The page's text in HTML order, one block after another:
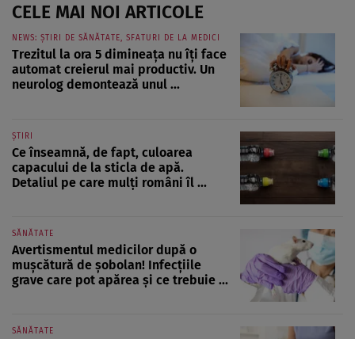
CELE MAI NOI ARTICOLE
NEWS: ȘTIRI DE SĂNĂTATE, SFATURI DE LA MEDICI
Trezitul la ora 5 dimineața nu îți face
automat creierul mai productiv. Un
neurolog demontează unul ...
ȘTIRI
Ce înseamnă, de fapt, culoarea
capacului de la sticla de apă.
Detaliul pe care mulți români îl ...
SĂNĂTATE
Avertismentul medicilor după o
mușcătură de șobolan! Infecțiile
grave care pot apărea și ce trebuie ...
SĂNĂTATE